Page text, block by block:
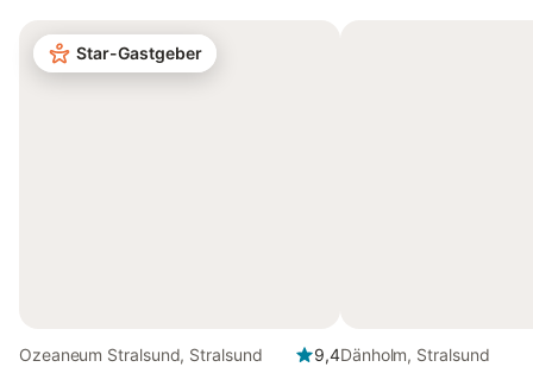
Star-Gastgeber
Ozeaneum Stralsund, Stralsund
9,4Dänholm, Stralsund